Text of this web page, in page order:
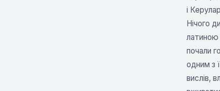
і
Нічого
латиною
почали
одним з
вислів,